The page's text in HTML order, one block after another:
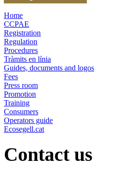
Home
CCPAE
Registration
Regulation
Procedures
Tràmits en línia
Guides, documents and logos
Fees
Press room
Promotion
Training
Consumers
Operators guide
Ecosegell.cat
Contact us